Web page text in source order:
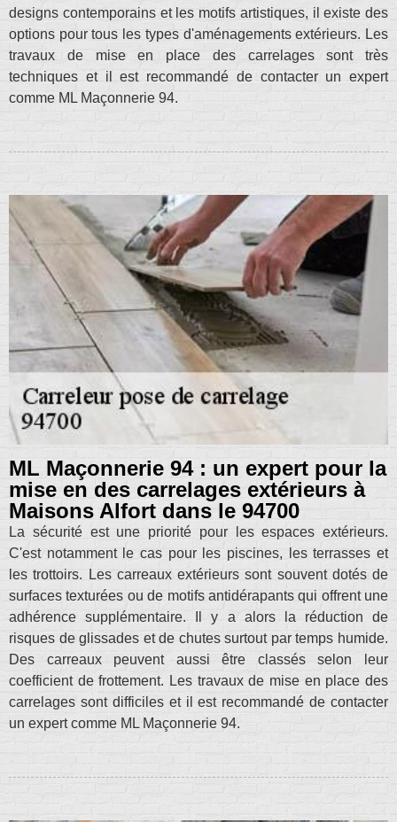
designs contemporains et les motifs artistiques, il existe des
options pour tous les types d'aménagements extérieurs. Les
travaux de mise en place des carrelages sont très
techniques et il est recommandé de contacter un expert
comme ML Maçonnerie 94.
ML Maçonnerie 94 : un expert pour la
mise en des carrelages extérieurs à
Maisons Alfort dans le 94700
La sécurité est une priorité pour les espaces extérieurs.
C'est notamment le cas pour les piscines, les terrasses et
les trottoirs. Les carreaux extérieurs sont souvent dotés de
surfaces texturées ou de motifs antidérapants qui offrent une
adhérence supplémentaire. Il y a alors la réduction de
risques de glissades et de chutes surtout par temps humide.
Des carreaux peuvent aussi être classés selon leur
coefficient de frottement. Les travaux de mise en place des
carrelages sont difficiles et il est recommandé de contacter
un expert comme ML Maçonnerie 94.